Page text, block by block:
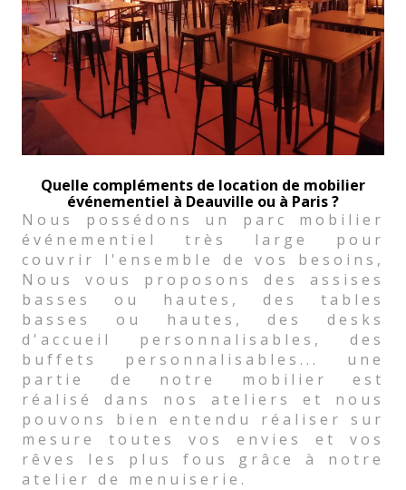
Quelle compléments de location de mobilier
événementiel à Deauville ou à Paris ?
Nous possédons un parc mobilier
événementiel très large pour
couvrir l'ensemble de vos besoins,
Nous vous proposons des assises
basses ou hautes, des tables
basses ou hautes, des desks
d'accueil personnalisables, des
buffets personnalisables... une
partie de notre mobilier est
réalisé dans nos ateliers et nous
pouvons bien entendu réaliser sur
mesure toutes vos envies et vos
rêves les plus fous grâce à notre
atelier de menuiserie.